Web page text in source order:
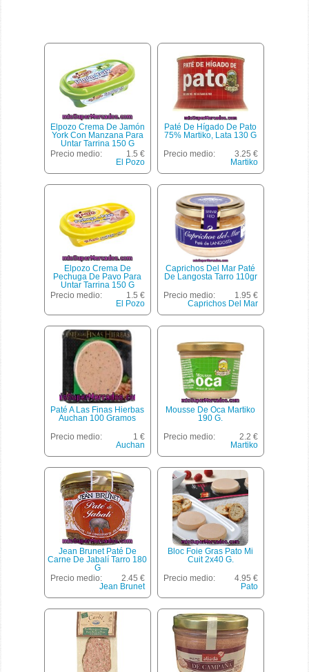
Elpozo Crema De Jamón
York Con Manzana Para
Untar Tarrina 150 G
Precio medio:
1.5 €
El Pozo
Paté De Hígado De Pato
75% Martiko, Lata 130 G
Precio medio:
3.25 €
Martiko
Elpozo Crema De
Pechuga De Pavo Para
Untar Tarrina 150 G
Precio medio:
1.5 €
El Pozo
Caprichos Del Mar Paté
De Langosta Tarro 110gr
Precio medio:
1.95 €
Caprichos Del Mar
Paté A Las Finas Hierbas
Auchan 100 Gramos
Precio medio:
1 €
Auchan
Mousse De Oca Martiko
190 G.
Precio medio:
2.2 €
Martiko
Jean Brunet Paté De
Carne De Jabalí Tarro 180
G
Precio medio:
2.45 €
Jean Brunet
Bloc Foie Gras Pato Mi
Cuit 2x40 G.
Precio medio:
4.95 €
Pato